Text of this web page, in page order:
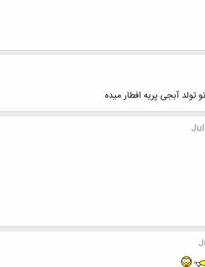
تولد آبجی پریه افطار میده
Jul